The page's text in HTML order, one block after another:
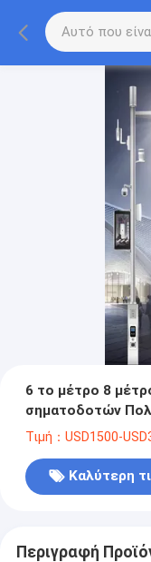
6 το μέτρο 8
σηματοδοτών
διαφημιστικός P4
Τιμή：USD1500-
Καλύτερη
Περιγραφή